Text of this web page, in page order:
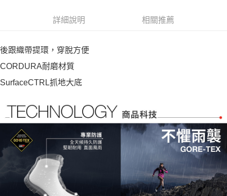
詳細說明 相關推薦
後跟織帶提環，穿脫方便
CORDURA耐磨材質
SurfaceCTRL抓地大底